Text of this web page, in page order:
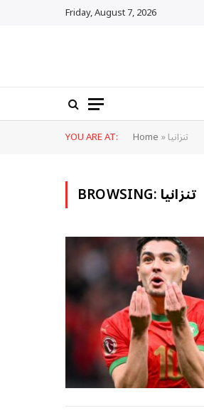
Friday, August 7, 2026
YOU ARE AT: Home»تنزانيا
BROWSING:تنزانيا